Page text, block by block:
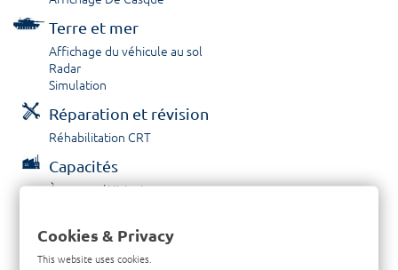
Terre et mer
Affichage du véhicule au sol
Radar
Simulation
Réparation et révision
Réhabilitation CRT
Capacités
À propos / Historique
Contactez nous
Cookies & Privacy
This website uses cookies.